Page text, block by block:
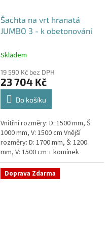
Šachta na vrt hranatá
JUMBO 3 - k obetonování
Skladem
19 590 Kč bez DPH
23 704 Kč
Do košíku
Vnitřní rozměry: D: 1500 mm, Š:
1000 mm, V: 1500 cm Vnější
rozměry: D: 1700 mm, Š: 1200
mm, V: 1500 cm + komínek
Šachta na vrt k obetonování -
vhodná pod parkovací...
Doprava Zdarma